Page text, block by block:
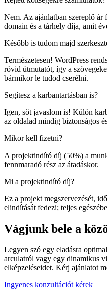
Nem. Az ajánlatban szereplő
domain és a tárhely díja, amit
Később is tudom majd
Természetesen! WordPress
rövid útmutatót, így a
bármikor le tudod cserélni.
Segítesz a karbantartásban is?
Igen, sőt javaslom is! Külön
az oldalad mindig biztonságos
Mikor kell fizetni?
A projektindító díj (50%) a
fennmaradó rész az átadáskor.
Mi a projektindító díj?
Ez a projekt megszervezését,
elindítását fedezi; teljes
Vágjunk bele a
Legyen szó egy eladásra
arculatról vagy egy dinamikus
elképzeléseidet. Kérj ajánlatot
Ingyenes konzultációt kérek